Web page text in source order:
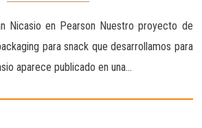
Nicasio en Pearson Nuestro proyecto de
para snack que desarrollamos para
aparece publicado en una…